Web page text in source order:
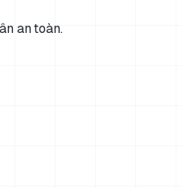
an toàn.